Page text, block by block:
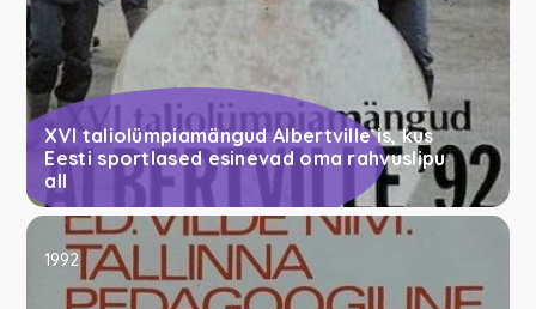
XVI taliolümpiamängud Albertville`is, kus
Eesti sportlased esinevad oma rahvuslipu
all
1992